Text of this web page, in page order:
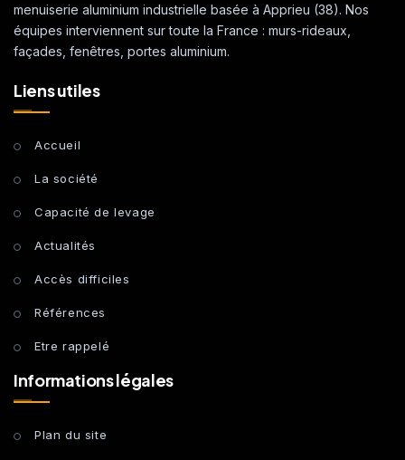
menuiserie aluminium industrielle basée à Apprieu (38). Nos
équipes interviennent sur toute la France : murs-rideaux,
façades, fenêtres, portes aluminium.
Liens utiles
Accueil
La société
Capacité de levage
Actualités
Accès difficiles
Références
Etre rappelé
Informations légales
Plan du site